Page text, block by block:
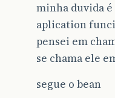
minha duvida
aplication
pensei em
se chama ele
segue o bean